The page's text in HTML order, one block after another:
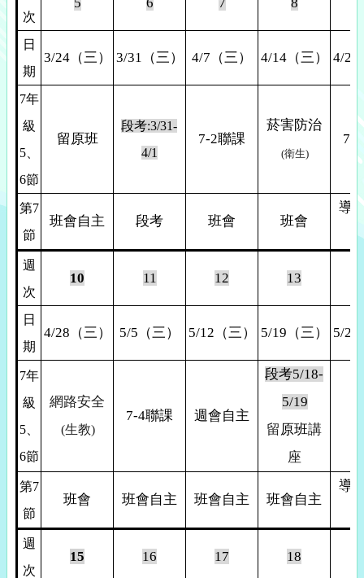
次
日
期
3/24（三） 3/31 （三） 4/7 （三） 4/14（三） 4/21
7年
級
5、
6節
留原班
段考:3/31-
4/1
7-2聯課
菸害防治
(衛生)
7-3
第7
節
班會自主 段考 班會 班會
導
週
次
10 11 12 13
日
期
4/28 （三） 5/5 （三） 5/12 （三） 5/19 （三） 5/26
7年
級
5、
6節
網路安全
(生教)
7-4聯課 週會自主
段考5/18-
5/19
留 原班講
座
第7
節
班會 班會自主 班會自主 班會自主
導
週
次
15 16 17 18